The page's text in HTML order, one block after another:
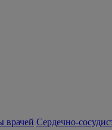
врачей Сердечно-